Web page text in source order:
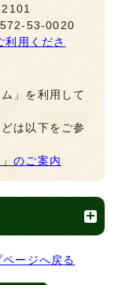
53-0020
利用くださ
」を利用して
は以下をご参
のご案内
ページへ戻る